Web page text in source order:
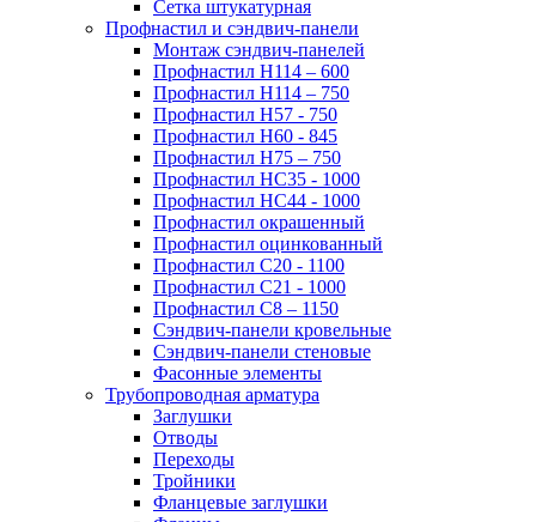
Сетка штукатурная
Профнастил и сэндвич-панели
Монтаж сэндвич-панелей
Профнастил Н114 – 600
Профнастил Н114 – 750
Профнастил Н57 - 750
Профнастил Н60 - 845
Профнастил Н75 – 750
Профнастил НС35 - 1000
Профнастил НС44 - 1000
Профнастил окрашенный
Профнастил оцинкованный
Профнастил С20 - 1100
Профнастил С21 - 1000
Профнастил С8 – 1150
Сэндвич-панели кровельные
Сэндвич-панели стеновые
Фасонные элементы
Трубопроводная арматура
Заглушки
Отводы
Переходы
Тройники
Фланцевые заглушки